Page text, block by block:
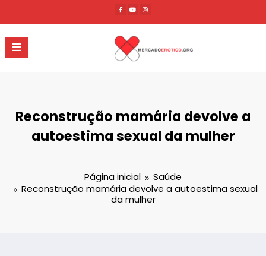
o
conteúdo
Reconstrução mamária devolve a
autoestima sexual da mulher
Página inicial
Saúde
Reconstrução mamária devolve a autoestima sexual
da mulher